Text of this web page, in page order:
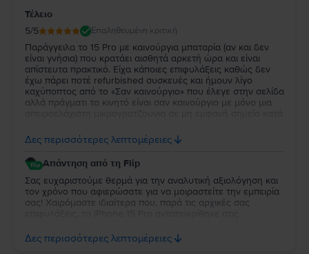
Τέλειο
5/5 Επαληθευμένη κριτική
Παράγγειλα το 15 Pro με καινούργια μπαταρία (αν και δεν
είναι γνήσια) που κρατάει αισθητά αρκετή ώρα και είναι
απίστευτα πρακτικό. Είχα κάποιες επιφυλάξεις καθώς δεν
έχω πάρει ποτέ refurbished συσκευές και ήμουν λίγο
καχύποπτος από το «Σαν καινούργιο» που έλεγε στην σελίδα
αλλά πράγματι το κινητό είναι σαν καινούργιο με μόνο μια
Κατά τα άλλα το κινητό λειτουργεί όπως θα έπρεπε, η οθόνη
είναι απίστευτη και η κάμερες εξίσου τέλειες. Έχω διαβάσει
από άλλα σχόλια με κακές κριτικές ότι τα κινητά που τους
έστελναν είχαν κάποια δυσλειτουργία είτε με τον έναν είτε
με τον άλλον τρόπο αλλά εγώ προσωπικά πιστεύω το κινητό
λειτουργεί άψογα και χωρίς την παραμικρή δυσλειτουργία.
Δες περισσότερες λεπτομέρειες
Απάντηση από τη Flip
Σας ευχαριστούμε θερμά για την αναλυτική αξιολόγηση και
τον χρόνο που αφιερώσατε για να μοιραστείτε την εμπειρία
σας! Χαιρόμαστε ιδιαίτερα που, παρά τις αρχικές σας
την κατάστασή της όσο και από την απόδοσή της. Η
εμπιστοσύνη σας και τα σχόλιά σας είναι ιδιαίτερα σημαντικά
Δες περισσότερες λεπτομέρειες